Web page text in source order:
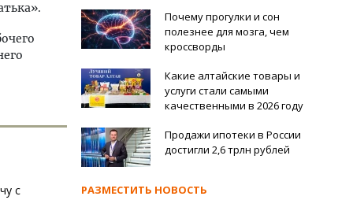
с
Почему прогулки и сон
полезнее для мозга, чем
кроссворды
Какие алтайские товары и
услуги стали самыми
качественными в 2026 году
Продажи ипотеки в России
достигли 2,6 трлн рублей
РАЗМЕСТИТЬ НОВОСТЬ